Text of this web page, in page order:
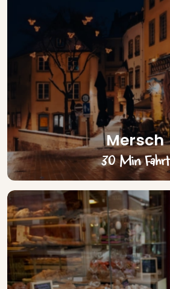
Mersch
30 Min Fahrt